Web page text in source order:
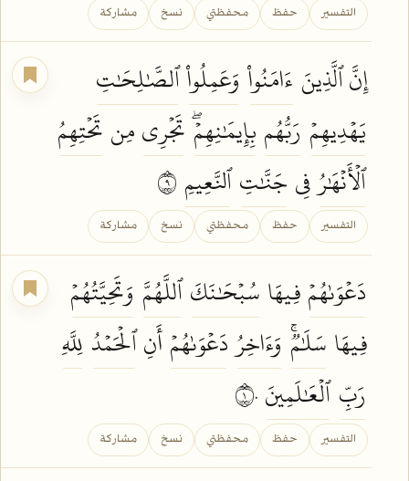
التفسير حفظ محفظتي نسخ مشاركة
إِنَّ ٱلَّذِينَ ءَامَنُواْ وَعَمِلُواْٱلصَّٰلِحَٰتِ
يَهۡدِيهِمۡ رَبُّهُم بِإِيمَٰنِهِمۡۖتَجۡرِيمِن تَحۡتِهِمُ
ٱلۡأَنۡهَٰرُفِيجَنَّٰتِٱلنَّعِيمِ
التفسير حفظ محفظتي نسخ مشاركة
دَعۡوَىٰهُمۡفِيهَا سُبۡحَٰنَكَٱللَّهُمَّ وَتَحِيَّتُهُمۡ
فِيهَا سَلَٰمٞۚ وَءَاخِرُدَعۡوَىٰهُمۡأَنِٱلۡحَمۡدُ لِلَّهِ
رَبِّٱلۡعَٰلَمِينَ
التفسير حفظ محفظتي نسخ مشاركة